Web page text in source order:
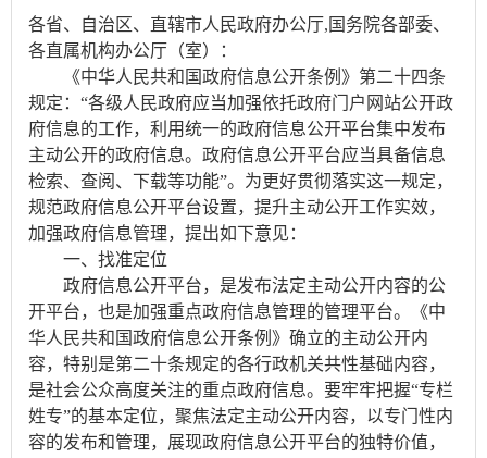
各省、自治区、直辖市人民政府办公厅,国务院各部委、
各直属机构办公厅（室）：
《中华人民共和国政府信息公开条例》第二十四条
规定：“各级人民政府应当加强依托政府门户网站公开政
府信息的工作，利用统一的政府信息公开平台集中发布
主动公开的政府信息。政府信息公开平台应当具备信息
检索、查阅、下载等功能”。为更好贯彻落实这一规定，
规范政府信息公开平台设置，提升主动公开工作实效，
加强政府信息管理，提出如下意见：
一、找准定位
政府信息公开平台，是发布法定主动公开内容的公
开平台，也是加强重点政府信息管理的管理平台。《中
华人民共和国政府信息公开条例》确立的主动公开内
容，特别是第二十条规定的各行政机关共性基础内容，
是社会公众高度关注的重点政府信息。要牢牢把握“专栏
姓专”的基本定位，聚焦法定主动公开内容，以专门性内
容的发布和管理，展现政府信息公开平台的独特价值，